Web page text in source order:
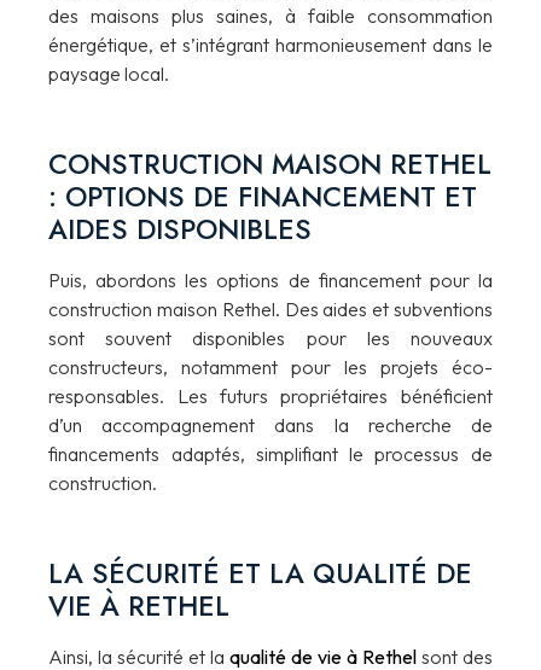
des maisons plus saines, à faible consommation
énergétique, et s’intégrant harmonieusement dans le
paysage local.
CONSTRUCTION MAISON RETHEL
: OPTIONS DE FINANCEMENT ET
AIDES DISPONIBLES
Puis, abordons les options de financement pour la
construction maison Rethel. Des aides et subventions
sont souvent disponibles pour les nouveaux
constructeurs, notamment pour les projets éco-
responsables. Les futurs propriétaires bénéficient
d’un accompagnement dans la recherche de
financements adaptés, simplifiant le processus de
construction.
LA SÉCURITÉ ET LA QUALITÉ DE
VIE À RETHEL
Ainsi, la sécurité et laqualité de vie à Rethelsont des